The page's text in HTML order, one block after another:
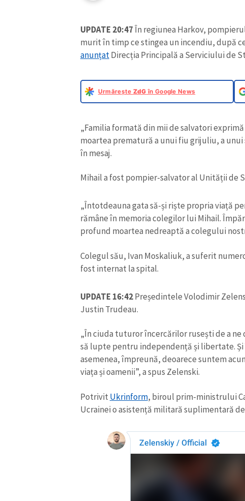
UPDATE 20:47În regiunea Harkov,
murit în timp ce stingea un incendiu, după
anunțatDirecția Principală a Serviciului de
Urmărește ZdG în Google News
„Familia formată din mii de salvatori
moartea prematură a unui fiu grijuliu, a
în mesaj.
Mihail a fost pompier-salvator al Unității de
„Întotdeauna gata să-și riște propria viață
rămâne în memoria colegilor lui Mihail.
profund moartea nedreaptă a colegului
Colegul său, Ivan Moskaliuk, a suferit
fost internat la spital.
UPDATE 16:42Președintele Volodimir
Justin Trudeau.
„În ciuda tuturor încercărilor rusești de a
să lupte pentru independență și libertate.
asemenea, împreună, deoarece suntem
viața și oamenii”, a spus Zelenski.
Potrivit Ukrinform, biroul prim-ministrului
Ucrainei o asistență militară suplimentară
ȘTIREA MEA
Fotografie
Link media